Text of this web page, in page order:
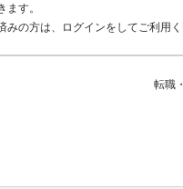
す。
みの方は、ログインをしてご利用く
転職